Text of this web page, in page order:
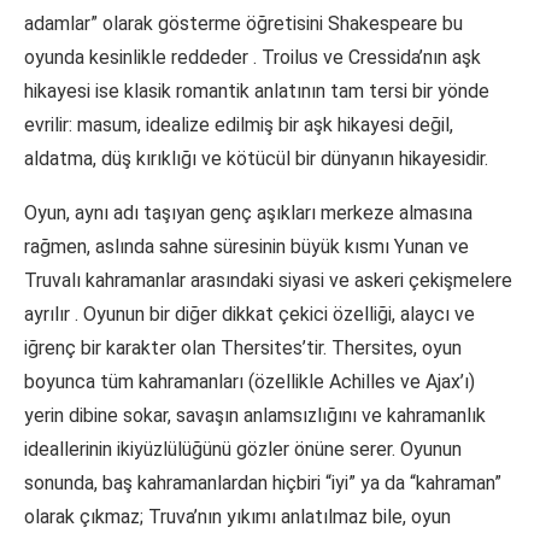
adamlar” olarak gösterme öğretisini Shakespeare bu
oyunda kesinlikle reddeder . Troilus ve Cressida’nın aşk
hikayesi ise klasik romantik anlatının tam tersi bir yönde
evrilir: masum, idealize edilmiş bir aşk hikayesi değil,
aldatma, düş kırıklığı ve kötücül bir dünyanın hikayesidir.
Oyun, aynı adı taşıyan genç aşıkları merkeze almasına
rağmen, aslında sahne süresinin büyük kısmı Yunan ve
Truvalı kahramanlar arasındaki siyasi ve askeri çekişmelere
ayrılır . Oyunun bir diğer dikkat çekici özelliği, alaycı ve
iğrenç bir karakter olan Thersites’tir. Thersites, oyun
boyunca tüm kahramanları (özellikle Achilles ve Ajax’ı)
yerin dibine sokar, savaşın anlamsızlığını ve kahramanlık
ideallerinin ikiyüzlülüğünü gözler önüne serer. Oyunun
sonunda, baş kahramanlardan hiçbiri “iyi” ya da “kahraman”
olarak çıkmaz; Truva’nın yıkımı anlatılmaz bile, oyun